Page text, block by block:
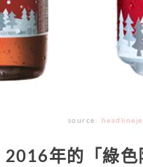
source:
2016年的「綠色